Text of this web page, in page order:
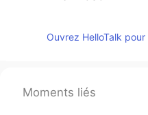
Ouvrez HelloTalk
Moments liés